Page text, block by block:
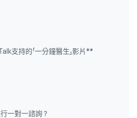
支持的「一分鐘醫生」影片**
一對一諮詢？